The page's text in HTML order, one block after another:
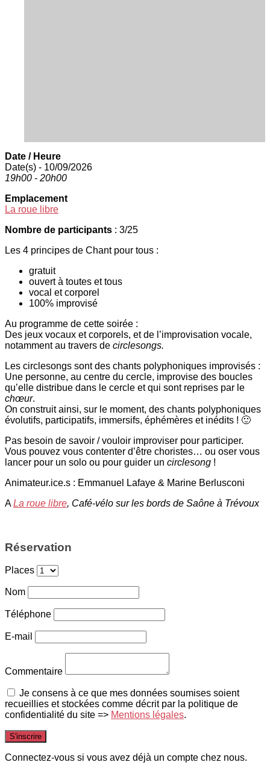
Date / Heure
Date(s) - 10/09/2026
19h00 - 20h00
Emplacement
La roue libre
Nombre de participants : 3/25
Les 4 principes de Chant pour tous :
gratuit
ouvert à toutes et tous
vocal et corporel
100% improvisé
Au programme de cette soirée :
Des jeux vocaux et corporels, et de l’improvisation vocale,
notamment au travers de circlesongs.
Les circlesongs sont des chants polyphoniques improvisés :
Une personne, au centre du cercle, improvise des boucles
qu’elle distribue dans le cercle et qui sont reprises par le
chœur.
On construit ainsi, sur le moment, des chants polyphoniques
évolutifs, participatifs, immersifs, éphémères et inédits ! 🙂
Pas besoin de savoir / vouloir improviser pour participer.
Vous pouvez vous contenter d’être choristes… ou oser vous
lancer pour un solo ou pour guider un circlesong !
Animateur.ice.s : Emmanuel Lafaye & Marine Berlusconi
ALa roue libre, Café-vélo sur les bords de Saône à Trévoux
Réservation
Places
Nom
Téléphone
E-mail
Commentaire
Je consens à ce que mes données soumises soient
recueillies et stockées comme décrit par la politique de
confidentialité du site => Mentions légales.
Connectez-vous si vous avez déjà un compte chez nous.